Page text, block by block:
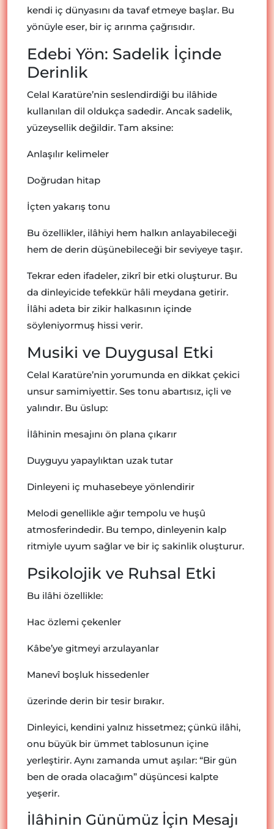
kendi iç dünyasını da tavaf etmeye başlar. Bu
yönüyle eser, bir iç arınma çağrısıdır.
Edebi Yön: Sadelik İçinde
Derinlik
Celal Karatüre’nin seslendirdiği bu ilâhide
kullanılan dil oldukça sadedir. Ancak sadelik,
yüzeysellik değildir. Tam aksine:
Anlaşılır kelimeler
Doğrudan hitap
İçten yakarış tonu
Bu özellikler, ilâhiyi hem halkın anlayabileceği
hem de derin düşünebileceği bir seviyeye taşır.
Tekrar eden ifadeler, zikrî bir etki oluşturur. Bu
da dinleyicide tefekkür hâli meydana getirir.
İlâhi adeta bir zikir halkasının içinde
söyleniyormuş hissi verir.
Musiki ve Duygusal Etki
Celal Karatüre’nin yorumunda en dikkat çekici
unsur samimiyettir. Ses tonu abartısız, içli ve
yalındır. Bu üslup:
İlâhinin mesajını ön plana çıkarır
Duyguyu yapaylıktan uzak tutar
Dinleyeni iç muhasebeye yönlendirir
Melodi genellikle ağır tempolu ve huşû
atmosferindedir. Bu tempo, dinleyenin kalp
ritmiyle uyum sağlar ve bir iç sakinlik oluşturur.
Psikolojik ve Ruhsal Etki
Bu ilâhi özellikle:
Hac özlemi çekenler
Kâbe’ye gitmeyi arzulayanlar
Manevî boşluk hissedenler
üzerinde derin bir tesir bırakır.
Dinleyici, kendini yalnız hissetmez; çünkü ilâhi,
onu büyük bir ümmet tablosunun içine
yerleştirir. Aynı zamanda umut aşılar: “Bir gün
ben de orada olacağım” düşüncesi kalpte
yeşerir.
İlâhinin Günümüz İçin Mesajı